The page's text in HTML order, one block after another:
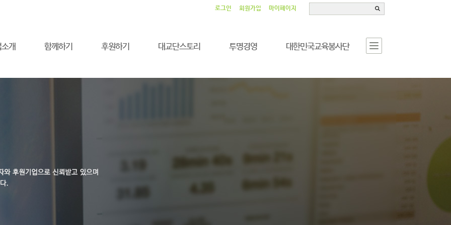
로그인 회원가입 마이페이지
개 함께하기 후원하기 대교단스토리 투명경영 대한민국교육봉사단